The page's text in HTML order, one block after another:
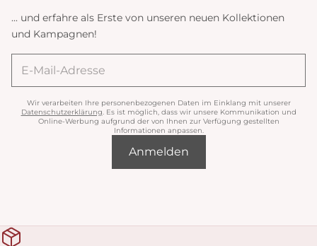
... und erfahre als Erste von unseren neuen Kollektionen
und Kampagnen!
Wir verarbeiten Ihre personenbezogenen Daten im Einklang mit unserer
Datenschutzerklärung . Es ist möglich, dass wir unsere Kommunikation und
Online-Werbung aufgrund der von Ihnen zur Verfügung gestellten
Informationen anpassen.
Anmelden